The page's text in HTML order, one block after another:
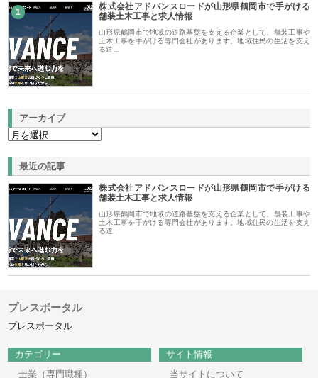
1
株式会社アドバンスロードが山形県鶴岡市で手がける
舗装土木工事と求人情報
山形県鶴岡市で地域の道路基盤を支える企業として、舗装工事や
土木工事を手がける専門会社があります。地域住民の生活を支え
る道…
アーカイブ
最近の記事
株式会社アドバンスロードが山形県鶴岡市で手がける
舗装土木工事と求人情報
山形県鶴岡市で地域の道路基盤を支える企業として、舗装工事や
土木工事を手がける専門会社があります。地域住民の生活を支え
る道…
プレスポータル
プレスポータル
カテゴリー
士業（専門職種）
サイト情報
当サイトについて